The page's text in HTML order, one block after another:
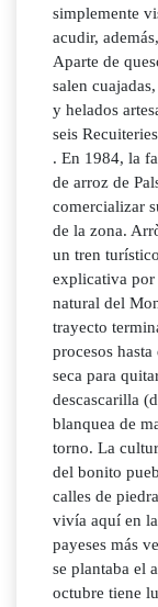
simplemente
acudir,
Aparte de
salen
y helados
seis
. En 1984, la
de arroz de
comercializar
de la zona.
un tren
explicativa por
natural del
trayecto
procesos
seca para
descascarilla
blanquea de
torno. La
del bonito
calles de
vivía aquí en
payeses más
se plantaba el
octubre tiene